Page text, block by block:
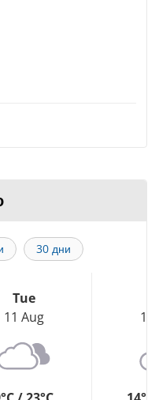
30 дни
Tue
11 Aug
12